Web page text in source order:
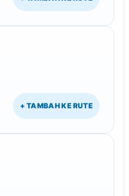
+ TAMBAH KE RUTE